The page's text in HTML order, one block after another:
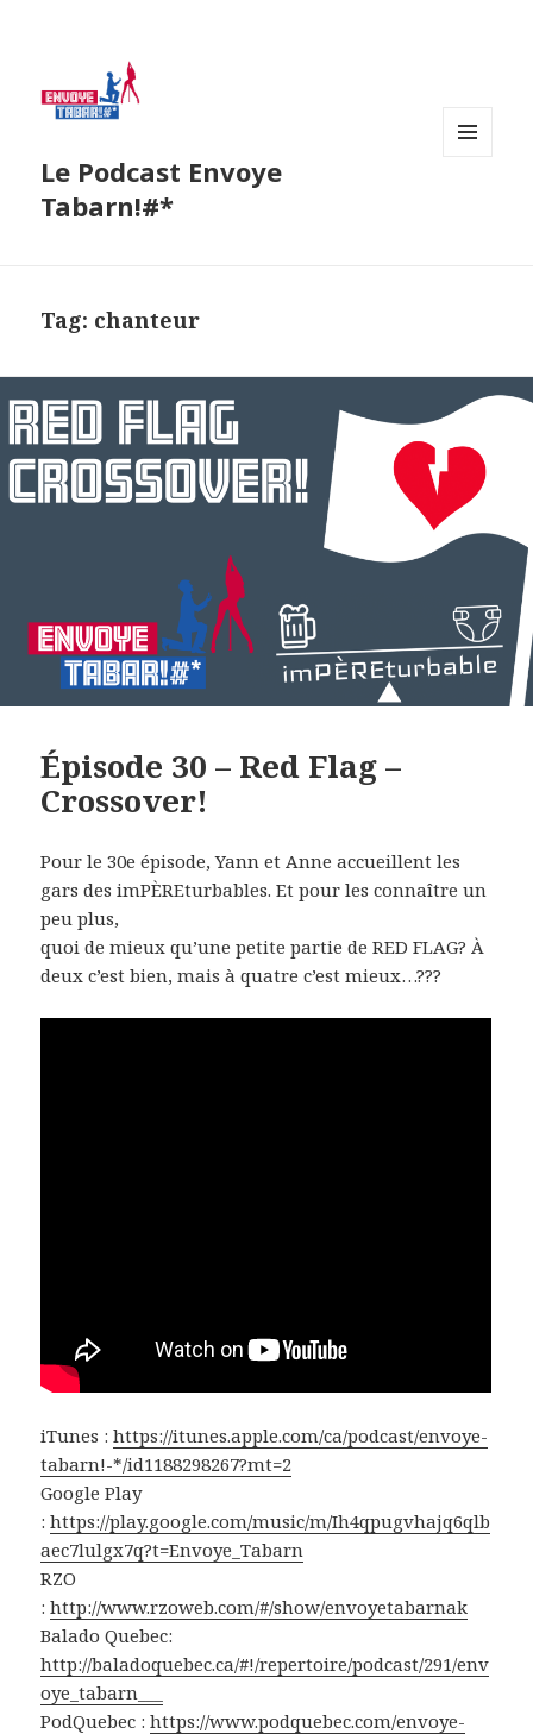
Le Podcast Envoye
Tabarn!#*
Tag: chanteur
Épisode 30 – Red Flag –
Crossover!
Pour le 30e épisode, Yann et Anne accueillent les
gars des imPÈREturbables. Et pour les connaître un
peu plus,
quoi de mieux qu’une petite partie de RED FLAG? À
deux c’est bien, mais à quatre c’est mieux…???
iTunes :https://itunes.apple.com/ca/podcast/envoye-
tabarn!-*/id1188298267?mt=2
Google Play
:https://play.google.com/music/m/Ih4qpugvhajq6qlb
aec7lulgx7q?t=Envoye_Tabarn
RZO
:http://www.rzoweb.com/#/show/envoyetabarnak
Balado Quebec:
http://baladoquebec.ca/#!/repertoire/podcast/291/env
oye_tabarn___
PodQuebec :https://www.podquebec.com/envoye-